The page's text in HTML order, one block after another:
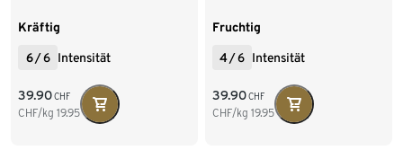
Kräftig
6 /6 Intensität
39.90CHF
CHF/kg 19.95
Fruchtig
4/6 Intensität
39.90CHF
CHF/kg 19.95